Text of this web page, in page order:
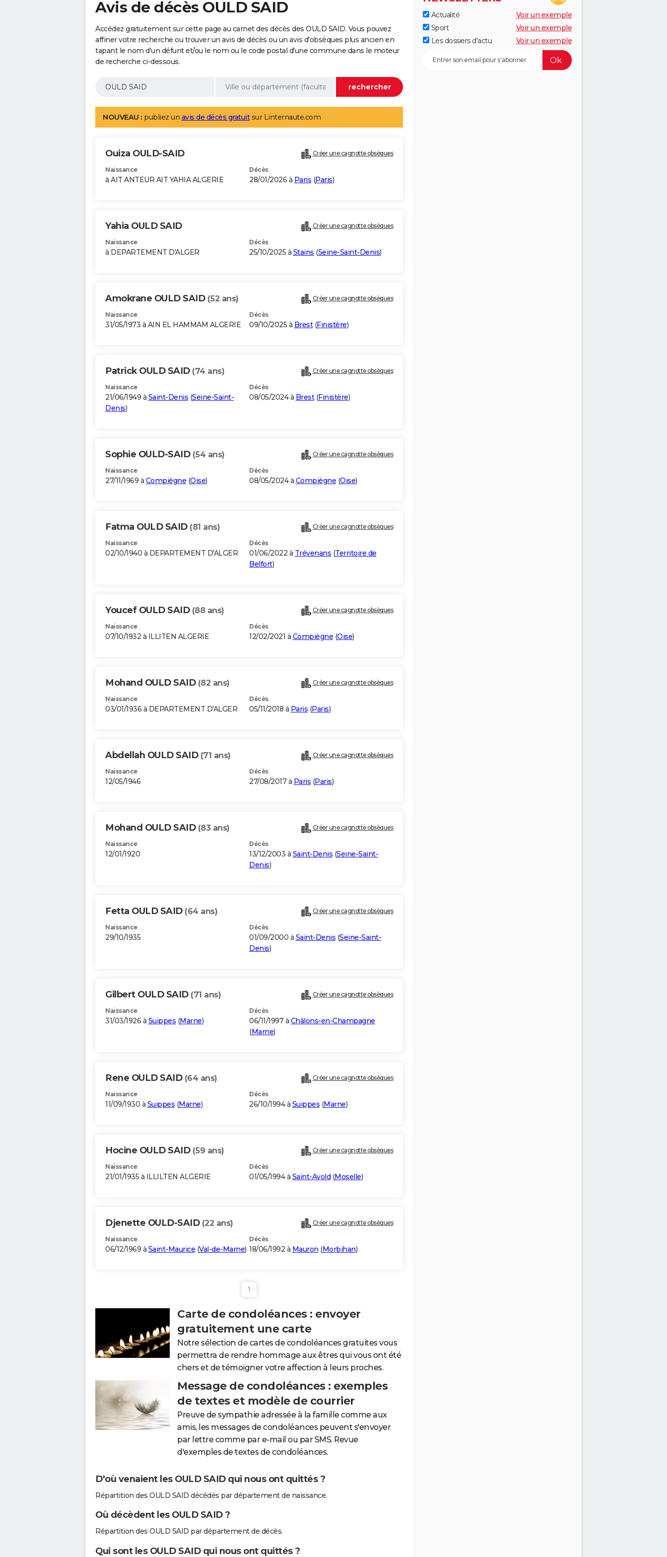
Avis de décès OULD SAID
Accédez gratuitement sur cette page au carnet des décès des OULD SAID. Vous pouvez
affiner votre recherche ou trouver un avis de décès ou un avis d'obsèques plus ancien en
tapant le nom d'un défunt et/ou le nom ou le code postal d'une commune dans le moteur
de recherche ci-dessous.
NOUVEAU : publiez un avis de décès gratuitsur Linternaute.com
Ouiza OULD-SAID Créer une cagnotte obsèques
Naissance
à AIT ANTEUR AIT YAHIA ALGERIE
Décès
28/01/2026 à Paris (Paris)
Yahia OULD SAID Créer une cagnotte obsèques
Naissance
à DEPARTEMENT D'ALGER
Décès
25/10/2025 à Stains (Seine-Saint-Denis)
Amokrane OULD SAID (52 ans) Créer une cagnotte obsèques
Naissance
31/05/1973 à AIN EL HAMMAM ALGERIE
Décès
09/10/2025 à Brest(Finistère)
Patrick OULD SAID (74 ans) Créer une cagnotte obsèques
Naissance
21/06/1949 à Saint-Denis (Seine-Saint-
Denis)
Décès
08/05/2024 à Brest(Finistère)
Sophie OULD-SAID (54 ans) Créer une cagnotte obsèques
Naissance
27/11/1969 à Compiègne (Oise)
Décès
08/05/2024 à Compiègne (Oise)
Fatma OULD SAID (81 ans) Créer une cagnotte obsèques
Naissance
02/10/1940 à DEPARTEMENT D'ALGER
Décès
01/06/2022 à Trévenans (Territoire de
Belfort)
Youcef OULD SAID (88 ans) Créer une cagnotte obsèques
Naissance
07/10/1932 à ILLITEN ALGERIE
Décès
12/02/2021 à Compiègne (Oise)
Mohand OULD SAID (82 ans) Créer une cagnotte obsèques
Naissance
03/01/1936 à DEPARTEMENT D'ALGER
Décès
05/11/2018 à Paris (Paris)
Abdellah OULD SAID (71 ans) Créer une cagnotte obsèques
Naissance
12/05/1946
Décès
27/08/2017 à Paris (Paris)
Mohand OULD SAID (83 ans) Créer une cagnotte obsèques
Naissance
12/01/1920
Décès
13/12/2003 à Saint-Denis (Seine-Saint-
Denis)
Fetta OULD SAID (64 ans) Créer une cagnotte obsèques
Naissance
29/10/1935
Décès
01/09/2000 à Saint-Denis (Seine-Saint-
Denis)
Gilbert OULD SAID (71 ans) Créer une cagnotte obsèques
Naissance
31/03/1926 à Suippes (Marne)
Décès
06/11/1997 à Châlons-en-Champagne
(Marne)
Rene OULD SAID (64 ans) Créer une cagnotte obsèques
Naissance
11/09/1930 à Suippes (Marne)
Décès
26/10/1994 à Suippes (Marne)
Hocine OULD SAID (59 ans) Créer une cagnotte obsèques
Naissance
21/01/1935 à ILLILTEN ALGERIE
Décès
01/05/1994 à Saint-Avold (Moselle)
Djenette OULD-SAID (22 ans) Créer une cagnotte obsèques
Naissance
06/12/1969 à Saint-Maurice (Val-de-Marne)
Décès
18/06/1992 à Mauron (Morbihan)
1
Carte de condoléances : envoyer
gratuitement une carte
Notre sélection de cartes de condoléances gratuites vous
permettra de rendre hommage aux êtres qui vous ont été
chers et de témoigner votre affection à leurs proches.
Message de condoléances : exemples
de textes et modèle de courrier
Preuve de sympathie adressée à la famille comme aux
amis, les messages de condoléances peuvent s'envoyer
par lettre comme par e-mail ou par SMS. Revue
d'exemples de textes de condoléances.
D'où venaient les OULD SAID qui nous ont quittés ?
Répartition des OULD SAID décédés par département de naissance.
Où décèdent les OULD SAID ?
Répartition des OULD SAID par département de décès.
Qui sont les OULD SAID qui nous ont quittés ?
Actualité
Voir un exemple
Sport
Voir un exemple
Les dossiers d'actu
Voir un exemple